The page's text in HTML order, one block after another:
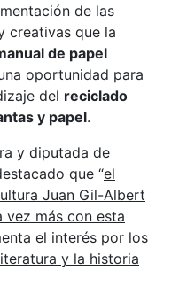
de las
creativas que la
de papel
oportunidad para
del reciclado
y papel.
y diputada de
que “el
Juan Gil-Albert
vez más con esta
el interés por los
y la historia